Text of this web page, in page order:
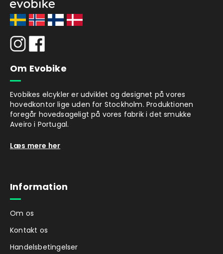
Om Evobike
Evobikes elcykler er udviklet og designet på vores
hovedkontor lige uden for Stockholm. Produktionen
foregår hovedsageligt på vores fabrik i det smukke
Aveiro i Portugal.
Læs mere her
Information
Om os
Kontakt os
Handelsbetingelser